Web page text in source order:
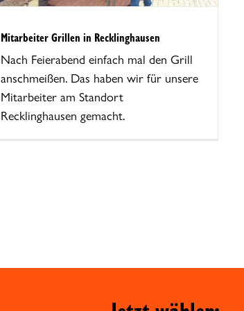
Mitarbeiter Grillen in Recklinghausen
Nach Feierabend einfach mal den Grill
anschmeißen. Das haben wir für unsere
Mitarbeiter am Standort
Recklinghausen gemacht.